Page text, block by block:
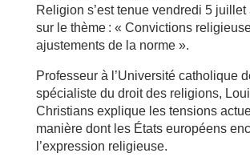
Religion s’est tenue vendredi 5 juillet
sur le thème : « Convictions
ajustements de la norme ».
Professeur à l’Université catholique
spécialiste du droit des religions,
Christians explique les tensions
manière dont les États européens
l’expression religieuse.